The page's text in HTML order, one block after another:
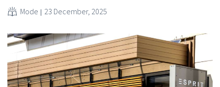
Mode 23 December, 2025